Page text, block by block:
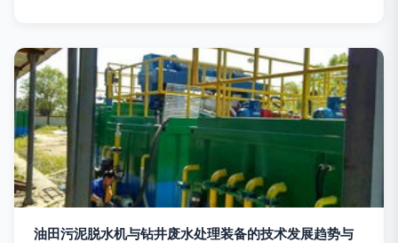
油田污泥脱水机与钻井废水处理装备的技术发展趋势与